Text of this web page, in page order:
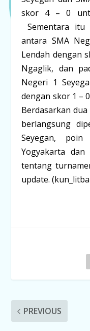
skor 4 – 0
Sementara
antara SMA
Lendah dengan
Ngaglik, dan
Negeri 1
dengan skor 1 –
Berdasarkan
berlangsung
Seyegan,
Yogyakarta
tentang
update.
PREVIOUS